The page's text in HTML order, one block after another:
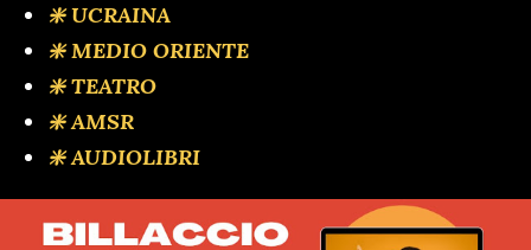
❇️ UCRAINA
❇️ MEDIO ORIENTE
❇️ TEATRO
❇️ AMSR
❇️ AUDIOLIBRI